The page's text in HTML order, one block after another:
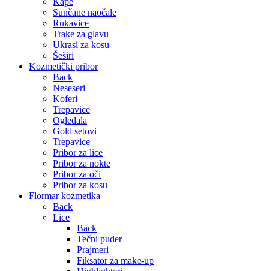
Sunčane naočale
Rukavice
Trake za glavu
Ukrasi za kosu
Šeširi
Kozmetički pribor
Back
Neseseri
Koferi
Trepavice
Ogledala
Gold setovi
Trepavice
Pribor za lice
Pribor za nokte
Pribor za oči
Pribor za kosu
Flormar kozmetika
Back
Lice
Back
Tečni puder
Prajmeri
Fiksator za make-up